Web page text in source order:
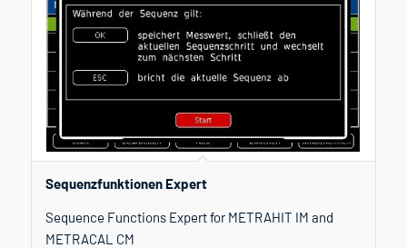
Sequenzfunktionen Expert
Sequence Functions Expert for METRAHIT IM and
METRACAL CM